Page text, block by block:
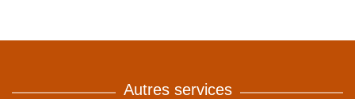
Autres services